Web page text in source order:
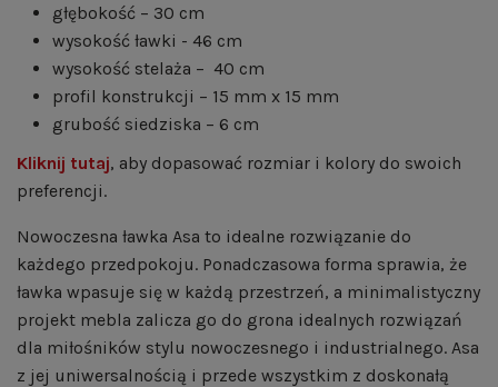
głębokość – 30 cm
wysokość ławki - 46 cm
wysokość stelaża – 40 cm
profil konstrukcji – 15 mm x 15 mm
grubość siedziska – 6 cm
Kliknij tutaj, aby dopasować rozmiar i kolory do swoich
preferencji.
Nowoczesna ławka Asa to idealne rozwiązanie do
każdego przedpokoju. Ponadczasowa forma sprawia, że
ławka wpasuje się w każdą przestrzeń, a minimalistyczny
projekt mebla zalicza go do grona idealnych rozwiązań
dla miłośników stylu nowoczesnego i industrialnego. Asa
z jej uniwersalnością i przede wszystkim z doskonałą